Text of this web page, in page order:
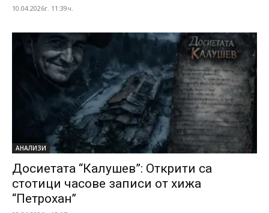
10.04.2026г. 11:39ч.
АНАЛИЗИ
Досиетата “Калушев”: Открити са
стотици часове записи от хижа
“Петрохан”